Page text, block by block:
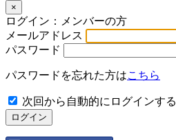
×
ログイン：メンバーの方
メールアドレス
パスワード
パスワードを忘れた方はこちら
次回から自動的にログインする